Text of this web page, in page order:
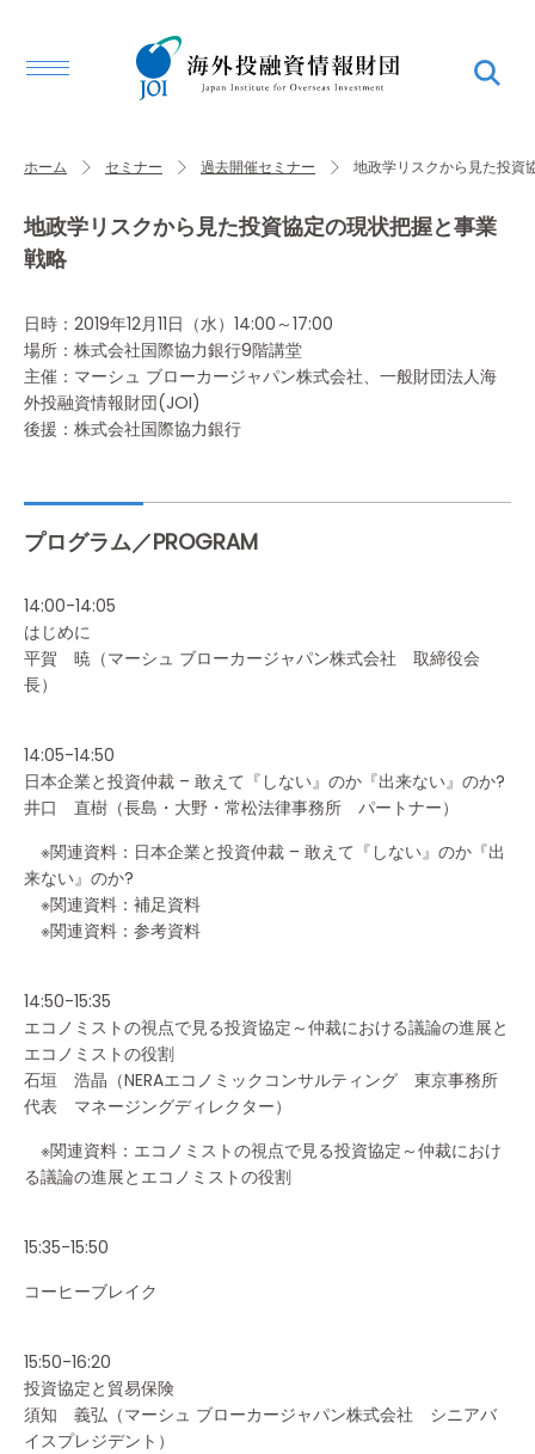
ホーム セミナー 過去開催セミナー 地政学リスクから見た投資
地政学リスクから見た投資協定の現状把握と事業
戦略
日時：2019年12月11日（水）14:00～17:00
場所：株式会社国際協力銀行9階講堂
主催：マーシュ ブローカージャパン株式会社、一般財団法人海
外投融資情報財団(JOI)
後援：株式会社国際協力銀行
プログラム／PROGRAM
14:00-14:05
はじめに
平賀 暁（マーシュ ブローカージャパン株式会社 取締役会
長）
14:05-14:50
日本企業と投資仲裁 – 敢えて『しない』のか『出来ない』のか?
井口 直樹（長島・大野・常松法律事務所 パートナー）
※関連資料：日本企業と投資仲裁 – 敢えて『しない』のか『出
来ない』のか?
※関連資料：補足資料
※関連資料：参考資料
14:50-15:35
エコノミストの視点で見る投資協定～仲裁における議論の進展と
エコノミストの役割
石垣 浩晶（NERAエコノミックコンサルティング 東京事務所
代表 マネージングディレクター）
※関連資料：エコノミストの視点で見る投資協定～仲裁におけ
る議論の進展とエコノミストの役割
15:35-15:50
コーヒーブレイク
15:50-16:20
投資協定と貿易保険
須知 義弘（マーシュ ブローカージャパン株式会社 シニアバ
イスプレジデント）